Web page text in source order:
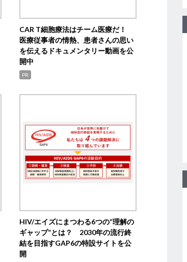
CAR T細胞療法はチーム医療だ！
医療従事者の情熱、患者さんの思い
を伝えるドキュメンタリー動画を公
開中
PR
HIV/エイズにまつわる6つの“理解の
ギャップ”とは？ 2030年の流行終
結を目指すGAP6の特設サイトを公
開